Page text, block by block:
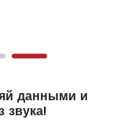
данными и
звука!